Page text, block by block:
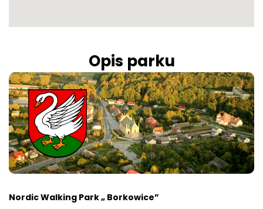
Opis parku
Nordic Walking Park „ Borkowice”